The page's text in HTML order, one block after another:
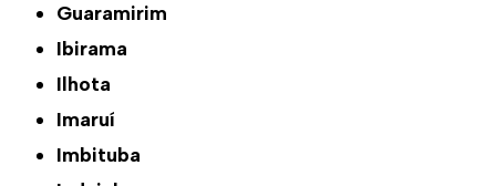
Guaramirim
Ibirama
Ilhota
Imaruí
Imbituba